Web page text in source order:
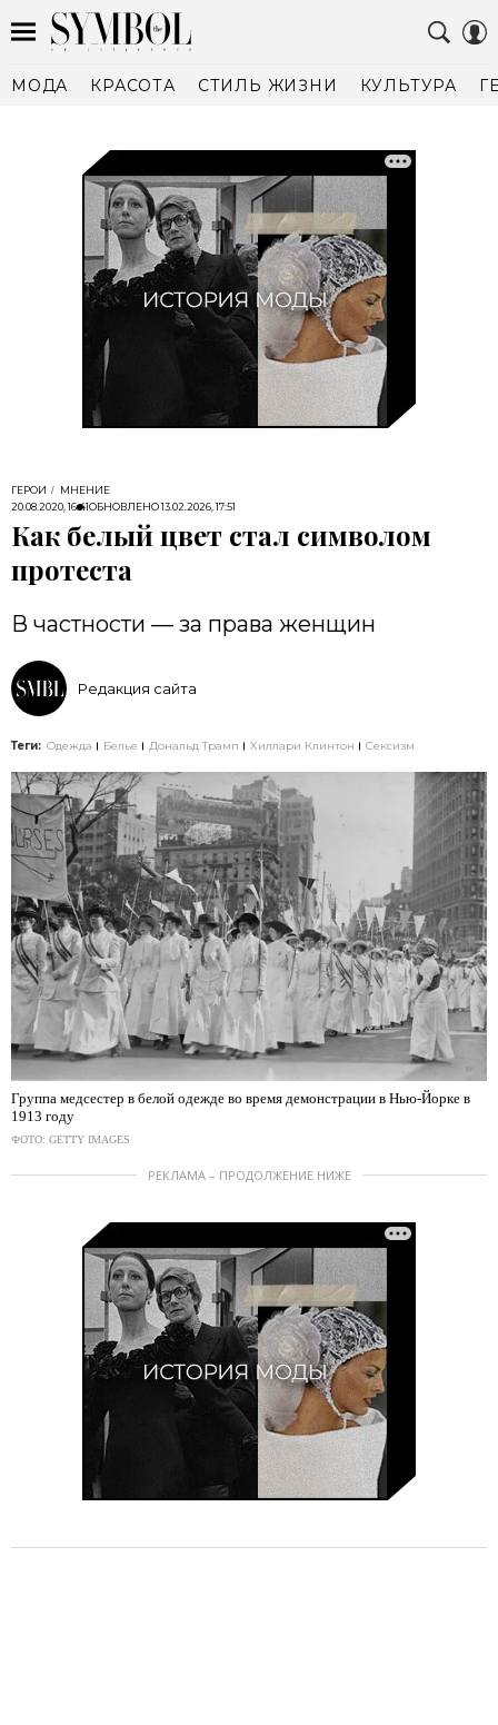
МОДА КРАСОТА СТИЛЬ ЖИЗНИ КУЛЬТУРА
ГЕРОИ
МНЕНИЕ
20.08.2020, 16:41ОБНОВЛЕНО13.02.2026, 17:51
Как белый цвет стал символом
протеста
В частности — за права женщин
Редакция сайта
Теги: Одежда Белье Дональд Трамп Хиллари Клинтон Сексизм
Группа медсестер в белой одежде во время демонстрации в Нью-Йорке в
1913 году
ФОТО: GETTY IMAGES
РЕКЛАМА – ПРОДОЛЖЕНИЕ НИЖЕ